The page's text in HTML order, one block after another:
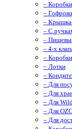
–
–
–
– С
–
– 4-х
–
– Лотки
–
– Для
– Для
– Для
– Для
– Для